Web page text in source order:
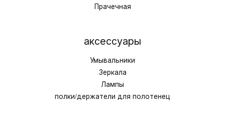
Прачечная
аксессуары
Умывальники
Зеркала
Лампы
полки/держатели для полотенец